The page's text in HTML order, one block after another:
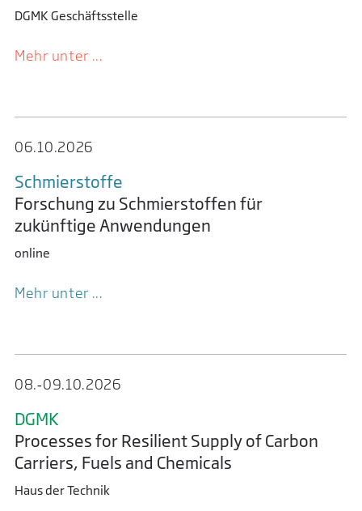
DGMK Geschäftsstelle
Mehr unter ...
06.10.­2026
Schmier­stoffe
Forschung zu Schmierstoffen für
zukünftige Anwendungen
online
Mehr unter ...
08.‑09.​10.​2026
DGMK
Processes for Resilient Supply of Carbon
Carriers, Fuels and Chemicals
Haus der Technik